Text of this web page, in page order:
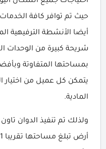
حيث تم توافر كافة
أيضا الأنشطة الترفيهية
شريحة كبيرة من الوحدات
بمساحتها المتفاوتة
يتمكن كل عميل من اختيار
المادية.
ولذلك تم تنفيذ الدوان